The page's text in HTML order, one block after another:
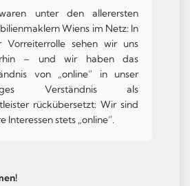
unter den allerersten
Wiens im Netz: In
Vorreiterrolle sehen wir uns
– und wir haben das
von „online“ in unser
Verständnis als
rückübersetzt: Wir sind
Interessen stets „online“.